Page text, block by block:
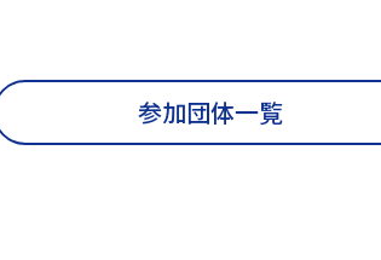
参加団体一覧